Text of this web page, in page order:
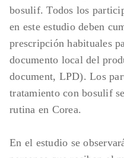
bosulif. Todos los
en este estudio deben
prescripción habituales
documento local del
document, LPD). Los
tratamiento con bosulif
rutina en Corea.
En el estudio se